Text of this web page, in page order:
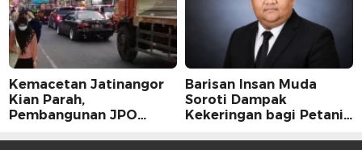
Kemacetan Jatinangor
Kian Parah,
Pembangunan JPO
Barisan Insan Muda
Soroti Dampak
Kekeringan bagi Petani,